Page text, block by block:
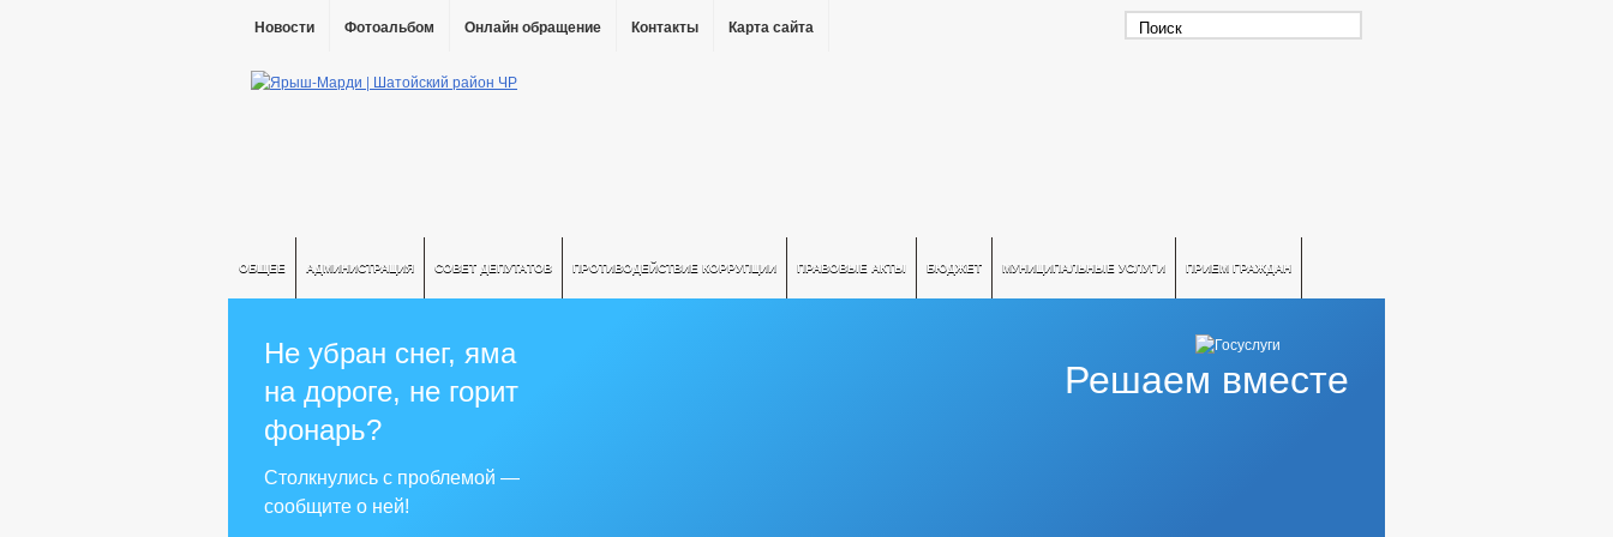
Новости Фотоальбом Онлайн обращение Контакты Карта сайта
ОБЩЕЕ АДМИНИСТРАЦИЯ СОВЕТ ДЕПУТАТОВ ПРОТИВОДЕЙСТВИЕ КОРРУПЦИИ ПРАВОВЫЕ АКТЫ БЮДЖЕТ МУНИЦИПАЛЬНЫЕ УСЛУГИ ПРИЕМ ГРАЖДАН
Решаем вместе
Не убран снег, яма
на дороге, не горит
фонарь?
Столкнулись с проблемой —
сообщите о ней!